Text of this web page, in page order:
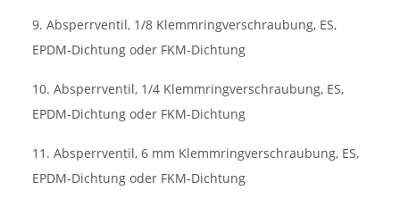
9. Absperrventil, 1/8 Klemmringverschraubung, ES,
EPDM-Dichtung oder FKM-Dichtung
10. Absperrventil, 1/4 Klemmringverschraubung, ES,
EPDM-Dichtung oder FKM-Dichtung
11. Absperrventil, 6 mm Klemmringverschraubung, ES,
EPDM-Dichtung oder FKM-Dichtung